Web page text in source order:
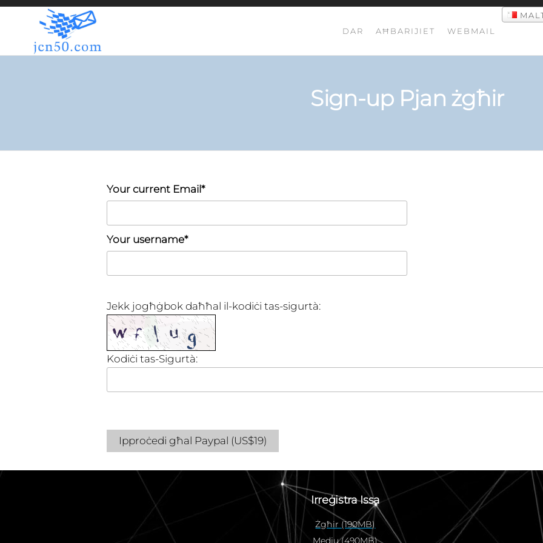
DAR AĦBARIJIET WEBMAIL
Sign-up Pjan żgħir
Your current Email*
Your username*
Jekk jogħġbok daħħal il-kodiċi tas-sigurtà:
Kodiċi tas-Sigurtà:
Ipproċedi għal Paypal (US$19)
Irreġistra Issa
Żgħir (190MB)
Medju (490MB)